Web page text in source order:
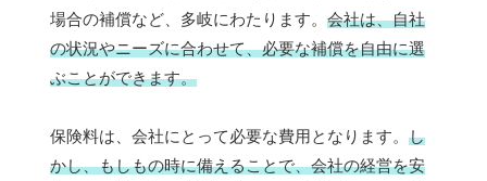
場合の補償など、多岐にわたります。 会社は、自社
の状況やニーズに合わせて、必要な補償を自由に選
ぶことができます。
保険料は、会社にとって必要な費用となります。 し
かし、もしもの時に備えることで、会社の経営を安